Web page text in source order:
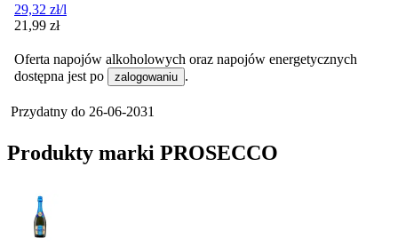
29,32 zł/l
Cena
21,99 zł
Oferta napojów alkoholowych oraz napojów energetycznych
dostępna jest po
zalogowaniu .
Przydatny do 26-06-2031
Produkty marki PROSECCO